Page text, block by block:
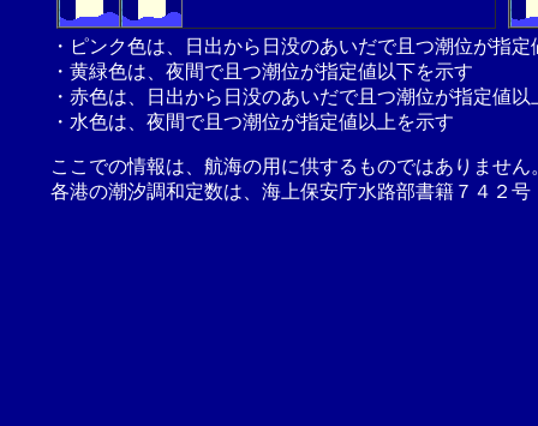
・ピンク色は、日出から日没のあいだで且つ潮位が指
・黄緑色は、夜間で且つ潮位が指定値以下を示す
・赤色は、日出から日没のあいだで且つ潮位が指定値以
・水色は、夜間で且つ潮位が指定値以上を示す
ここでの情報は、航海の用に供するものではありませ
各港の潮汐調和定数は、海上保安庁水路部書籍７４２